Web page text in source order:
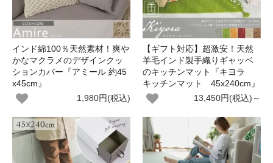
インド綿100％天然素材！爽や
かなマクラメのデザインクッ
ションカバー『アミール 約45
x45cm』
1,980円(税込)
【ギフト対応】超激安！天然
羊毛インド製手織りギャッベ
のキッチンマット『キヨラ
キッチンマット 45x240cm』
13,450円(税込)～